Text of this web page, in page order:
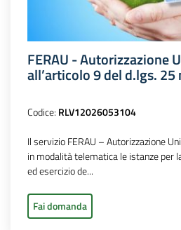
FERAU - Autorizzazione
all’articolo 9 del d.lgs. 25
Codice: RLV12026053104
Il servizio FERAU – Autorizzazione
in modalità telematica le istanze per
ed esercizio de...
Fai domanda